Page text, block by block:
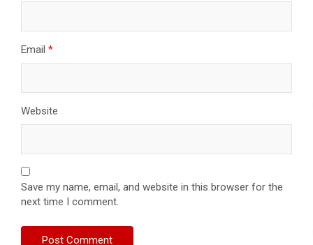
Email *
Website
Save my name, email, and website in this browser for the
next time I comment.